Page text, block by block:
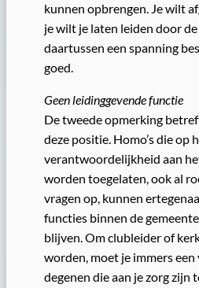
kunnen opbrengen. Je wilt
je wilt je laten leiden door
daartussen een spanning
goed.
Geen leidinggevende functie
De tweede opmerking
deze positie. Homo’s die op
verantwoordelijkheid aan
worden toegelaten, ook al
vragen op, kunnen
functies binnen de
blijven. Om clubleider of
worden, moet je immers
degenen die aan je zorg